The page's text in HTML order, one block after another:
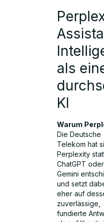
als
KI
Warum
Die Deutsche
Telekom hat
Perplexity
ChatGPT oder
Gemini
und setzt
eher auf
zuverlässige,
fundierte